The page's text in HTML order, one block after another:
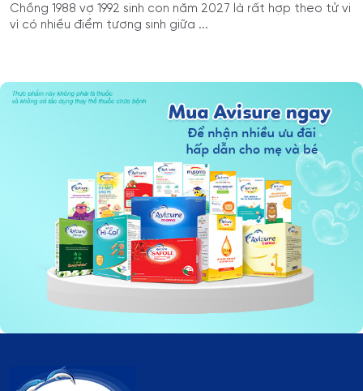
Chồng 1988 vợ 1992 sinh con năm 2027 là rất hợp theo tử vi
vì có nhiều điểm tương sinh giữa ...